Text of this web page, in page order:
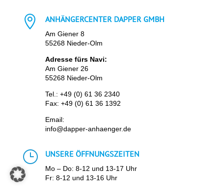
 ANHÄNGERCENTER DAPPER GMBH
Am Giener 8
55268 Nieder-Olm
Adresse fürs Navi:
Am Giener 26
55268 Nieder-Olm
Tel.: +49 (0) 61 36 2340
Fax: +49 (0) 61 36 1392
Email:
info@dapper-anhaenger.de
} UNSERE ÖFFNUNGSZEITEN
Mo – Do: 8-12 und 13-17 Uhr
Fr: 8-12 und 13-16 Uhr